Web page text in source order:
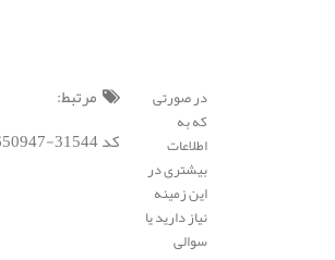
در صورتی
که به
اطلاعات
بیشتری در
این زمینه
نیاز دارید یا
سوالی
مرتبط:
کد BSC : 192188373306432026766650947-31544;